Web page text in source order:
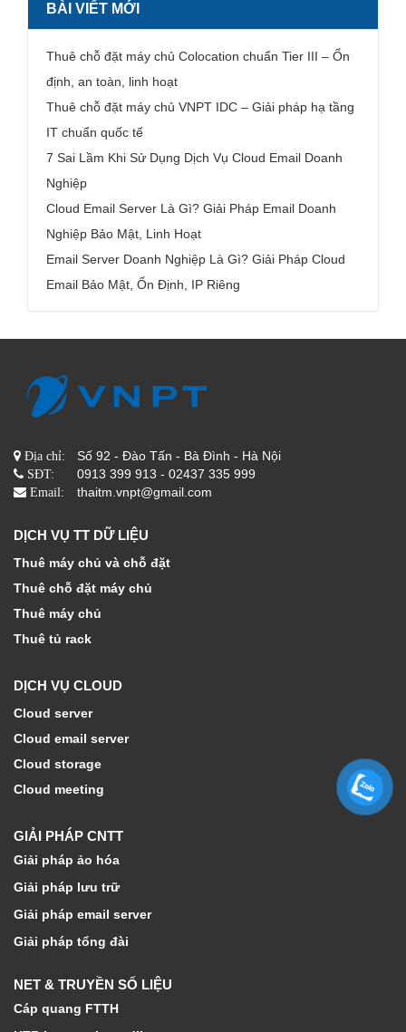
BÀI VIẾT MỚI
Thuê chỗ đặt máy chủ Colocation chuẩn Tier III – Ổn
định, an toàn, linh hoạt
Thuê chỗ đặt máy chủ VNPT IDC – Giải pháp hạ tầng
IT chuẩn quốc tế
7 Sai Lầm Khi Sử Dụng Dịch Vụ Cloud Email Doanh
Nghiệp
Cloud Email Server Là Gì? Giải Pháp Email Doanh
Nghiệp Bảo Mật, Linh Hoạt
Email Server Doanh Nghiệp Là Gì? Giải Pháp Cloud
Email Bảo Mật, Ổn Định, IP Riêng
Địa chỉ: Số 92 - Đào Tấn - Bà Đình - Hà Nội
SĐT: 0913 399 913 - 02437 335 999
Email: thaitm.vnpt@gmail.com
DỊCH VỤ TT DỮ LIỆU
Thuê máy chủ và chỗ đặt
Thuê chỗ đặt máy chủ
Thuê máy chủ
Thuê tủ rack
DỊCH VỤ CLOUD
Cloud server
Cloud email server
Cloud storage
Cloud meeting
GIẢI PHÁP CNTT
Giải pháp ảo hóa
Giải pháp lưu trữ
Giải pháp email server
Giải pháp tổng đài
NET & TRUYỀN SỐ LIỆU
Cáp quang FTTH